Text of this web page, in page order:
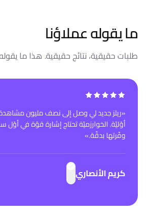
ما يقوله عملاؤنا
طلبات حقيقية، نتائج حقيقية. هذا ما
«ريلز جديد لي وصل إلى نصف مليون
أوّليّة. الخوارزميّة تحتاج إشارة قوّة في أوّل
وفّرتها بدقّة.»
كريم الأنصاري